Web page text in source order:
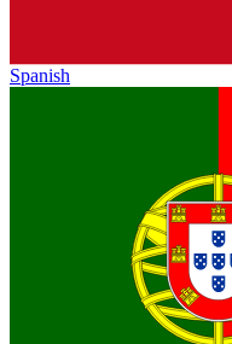
Spanish